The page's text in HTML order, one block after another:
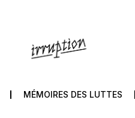
MÉMOIRES DES LUTTES